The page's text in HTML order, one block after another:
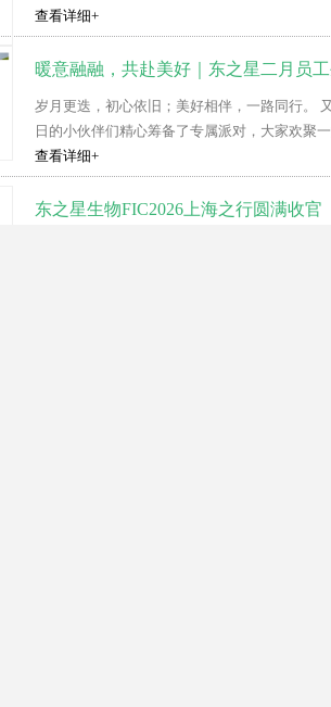
查看详细+
暖意融融，共赴美好｜东之星二月员
岁月更迭，初心依旧；美好相伴，一路同行。
日的小伙伴们精心筹备了专属派对，大家欢聚
查看详细+
东之星生物FIC2026上海之行圆满收官